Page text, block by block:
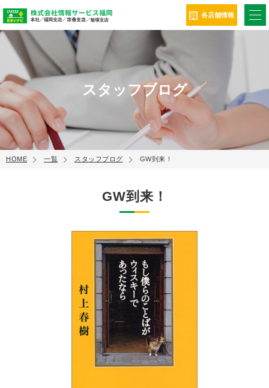
各店舗情報
スタッフブログ
HOME 一覧 スタッフブログ GW到来！
GW到来！